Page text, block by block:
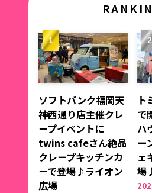
ソフトバンク福岡天
神西通り店主催クレ
ープイベントに
twins cafeさん絶品
クレープキッチンカ
ーで登場♪ライオン
広場
ト
で
ハ
ー
ェ
場